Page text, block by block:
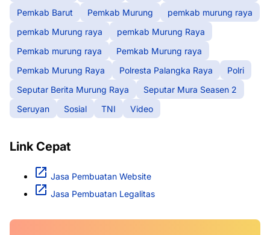
Pemkab Barut
Pemkab Murung
pemkab murung raya
pemkab Murung raya
pemkab Murung Raya
Pemkab murung raya
Pemkab Murung raya
Pemkab Murung Raya
Polresta Palangka Raya
Polri
Seputar Berita Murung Raya
Seputar Mura Seasen 2
Seruyan
Sosial TNI Video
Link Cepat
Jasa Pembuatan Website
Jasa Pembuatan Legalitas